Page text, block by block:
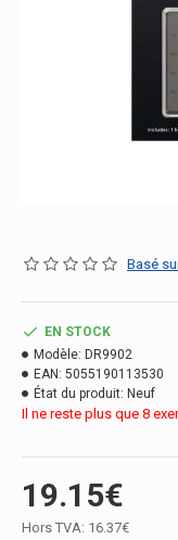
Basé
19.15€
Hors TVA: 16.37€
EN STOCK
Modèle: DR9902
EAN: 5055190113530
État du produit: Neuf
Il ne reste plus que 8